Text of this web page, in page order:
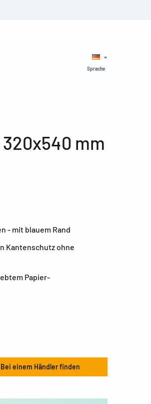
Sprache
mm
- mit blauem Rand
Kantenschutz ohne
Papier-
Bei einem Händler finden